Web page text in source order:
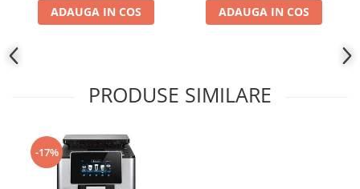
ADAUGA IN COS ADAUGA IN COS
PRODUSE SIMILARE
-17%